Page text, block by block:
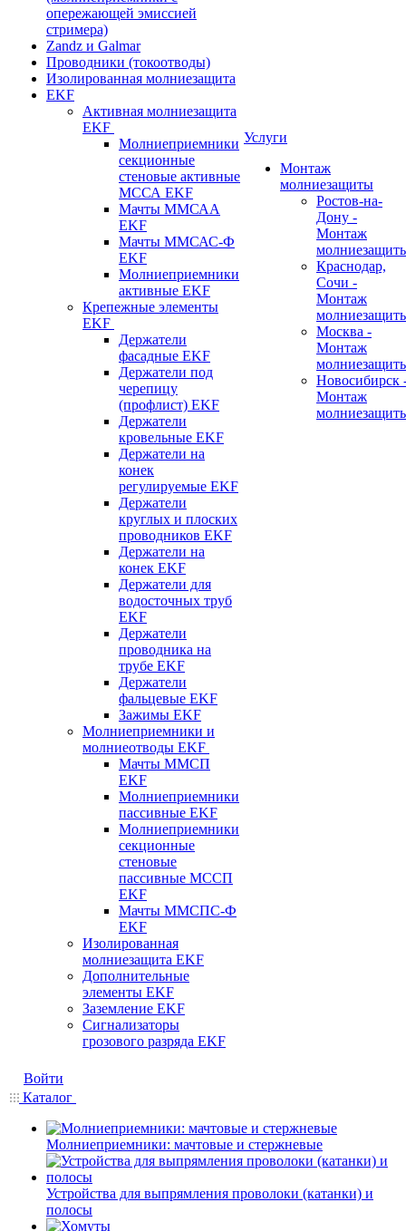
опережающей эмиссией
стримера)
Zandz и Galmar
Проводники (токоотводы)
Изолированная молниезащита
EKF
Активная молниезащита
EKF
Молниеприемники
секционные
стеновые активные
МССА EKF
Мачты ММСАА
EKF
Мачты ММСАС-Ф
EKF
Молниеприемники
активные EKF
Крепежные элементы
EKF
Держатели
фасадные EKF
Держатели под
черепицу
(профлист) EKF
Держатели
кровельные EKF
Держатели на
конек
регулируемые EKF
Держатели
круглых и плоских
проводников EKF
Держатели на
конек EKF
Держатели для
водосточных труб
EKF
Держатели
проводника на
трубе EKF
Держатели
фальцевые EKF
Зажимы EKF
Молниеприемники и
молниеотводы EKF
Мачты ММСП
EKF
Молниеприемники
пассивные EKF
Молниеприемники
секционные
стеновые
пассивные МССП
EKF
Мачты ММСПС-Ф
EKF
Изолированная
молниезащита EKF
Дополнительные
элементы EKF
Заземление EKF
Сигнализаторы
грозового разряда EKF
Услуги
Монтаж
молниезащиты
Ростов-на-
Дону -
Монтаж
Краснодар,
Сочи -
Монтаж
Москва -
Монтаж
Новосибирск
Монтаж
Войти
Каталог
Молниеприемники: мачтовые и стержневые
Устройства для выпрямления проволоки (катанки) и
полосы